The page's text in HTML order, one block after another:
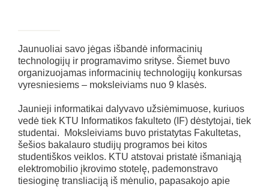
Jaunuoliai savo jėgas išbandė informacinių
technologijų ir programavimo srityse. Šiemet buvo
organizuojamas informacinių technologijų konkursas
vyresniesiems – moksleiviams nuo 9 klasės.
Jaunieji informatikai dalyvavo užsiėmimuose, kuriuos
vedė tiek KTU Informatikos fakulteto (IF) dėstytojai, tiek
studentai. Moksleiviams buvo pristatytas Fakultetas,
šešios bakalauro studijų programos bei kitos
studentiškos veiklos. KTU atstovai pristatė išmaniąją
elektromobilio įkrovimo stotelę, pademonstravo
tiesioginę transliaciją iš mėnulio, papasakojo apie